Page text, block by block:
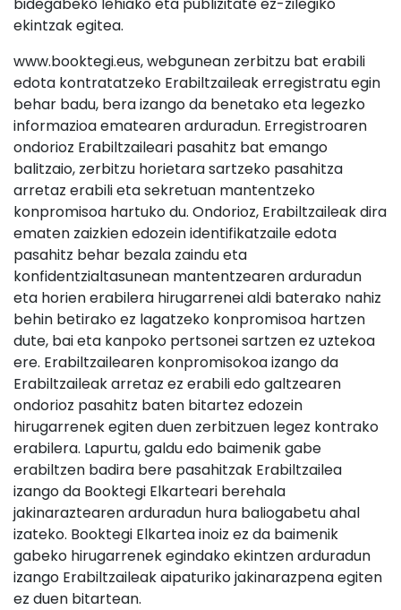
ekintzak egitea.
www.booktegi.eus, webgunean zerbitzu bat erabili
edota kontratatzeko Erabiltzaileak erregistratu egin
behar badu, bera izango da benetako eta legezko
informazioa ematearen arduradun. Erregistroaren
ondorioz Erabiltzaileari pasahitz bat emango
balitzaio, zerbitzu horietara sartzeko pasahitza
arretaz erabili eta sekretuan mantentzeko
konpromisoa hartuko du. Ondorioz, Erabiltzaileak dira
ematen zaizkien edozein identifikatzaile edota
pasahitz behar bezala zaindu eta
konfidentzialtasunean mantentzearen arduradun
eta horien erabilera hirugarrenei aldi baterako nahiz
behin betirako ez lagatzeko konpromisoa hartzen
dute, bai eta kanpoko pertsonei sartzen ez uztekoa
ere. Erabiltzailearen konpromisokoa izango da
Erabiltzaileak arretaz ez erabili edo galtzearen
ondorioz pasahitz baten bitartez edozein
hirugarrenek egiten duen zerbitzuen legez kontrako
erabilera. Lapurtu, galdu edo baimenik gabe
erabiltzen badira bere pasahitzak Erabiltzailea
izango da Booktegi Elkarteari berehala
jakinaraztearen arduradun hura baliogabetu ahal
izateko. Booktegi Elkartea inoiz ez da baimenik
gabeko hirugarrenek egindako ekintzen arduradun
izango Erabiltzaileak aipaturiko jakinarazpena egiten
ez duen bitartean.